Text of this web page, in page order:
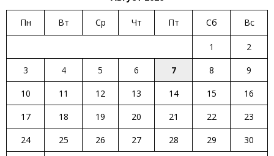
Пн Вт Ср Чт Пт Сб Вс
1
2
3
4 5 6 7 8
9
10
11 12 13 14 15
16
17
18 19 20 21 22
23
24
25 26 27 28 29
30